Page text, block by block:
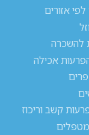
אזורים
להשכרה
אכילה
קשב וריכוז